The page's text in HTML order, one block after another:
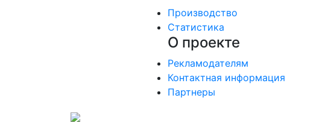
Производство
Статистика
О проекте
Рекламодателям
Контактная информация
Партнеры